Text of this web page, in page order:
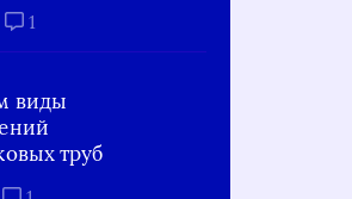
1
виды
труб